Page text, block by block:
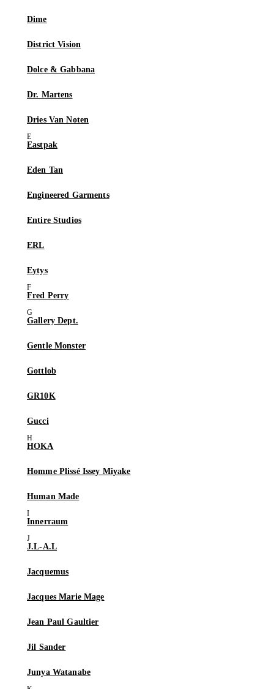
Dime
District Vision
Dolce & Gabbana
Dr. Martens
Dries Van Noten
Eastpak
Eden Tan
Engineered Garments
Entire Studios
ERL
Eytys
Fred Perry
Gallery Dept.
Gentle Monster
Gottlob
GR10K
Gucci
HOKA
Homme Plissé Issey Miyake
Human Made
Innerraum
J.L-A.L
Jacquemus
Jacques Marie Mage
Jean Paul Gaultier
Jil Sander
Junya Watanabe